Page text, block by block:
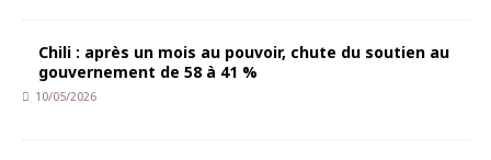
Chili : après un mois au pouvoir, chute du soutien au
gouvernement de 58 à 41 %
10/05/2026